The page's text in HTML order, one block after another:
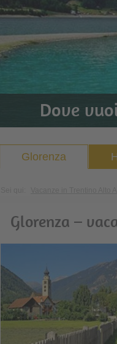
Dove
Glorenza
Glorenza –